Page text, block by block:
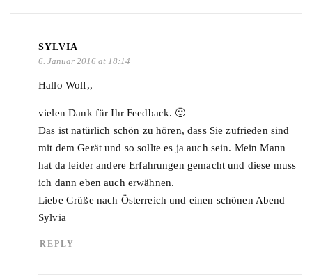
SYLVIA
6. Januar 2016 at 18:14
Hallo Wolf,,
vielen Dank für Ihr Feedback. 🙂
Das ist natürlich schön zu hören, dass Sie zufrieden sind
mit dem Gerät und so sollte es ja auch sein. Mein Mann
hat da leider andere Erfahrungen gemacht und diese muss
ich dann eben auch erwähnen.
Liebe Grüße nach Österreich und einen schönen Abend
Sylvia
REPLY